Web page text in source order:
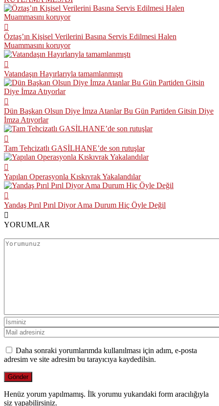
Öztaş’ın Kişisel Verilerini Basına Servis Edilmesi Halen
Muammasını koruyor
Vatandaşın Hayırlarıyla tamamlanmıştı
Dün Başkan Olsun Diye İmza Atanlar Bu Gün Partiden Gitsin Diye
İmza Atıyorlar
Tam Tehcizatlı GASİLHANE’de son rutuşlar
Yapılan Operasyonla Kıskıvrak Yakalandılar
Yandaş Pırıl Pırıl Diyor Ama Durum Hiç Öyle Değil
YORUMLAR
Daha sonraki yorumlarımda kullanılması için adım, e-posta
adresim ve site adresim bu tarayıcıya kaydedilsin.
Henüz yorum yapılmamış. İlk yorumu yukarıdaki form aracılığıyla
siz yapabilirsiniz.